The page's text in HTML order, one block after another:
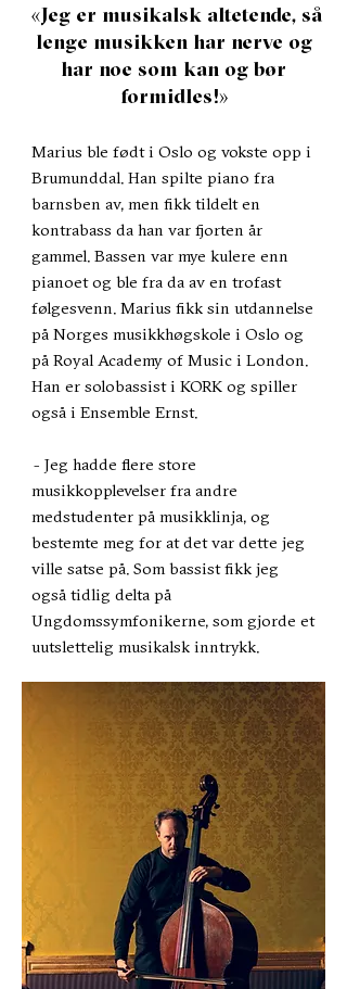
«Jeg er musikalsk altetende, så
lenge musikken har nerve og
har noe som kan og bør
formidles!»
Marius ble født i Oslo og vokste opp i
Brumunddal. Han spilte piano fra
barnsben av, men fikk tildelt en
kontrabass da han var fjorten år
gammel. Bassen var mye kulere enn
pianoet og ble fra da av en trofast
følgesvenn. Marius fikk sin utdannelse
på Norges musikkhøgskole i Oslo og
på Royal Academy of Music i London.
Han er solobassist i KORK og spiller
også i Ensemble Ernst.
- Jeg hadde flere store
musikkopplevelser fra andre
medstudenter på musikklinja, og
bestemte meg for at det var dette jeg
ville satse på. Som bassist fikk jeg
også tidlig delta på
Ungdomssymfonikerne, som gjorde et
uutslettelig musikalsk inntrykk.